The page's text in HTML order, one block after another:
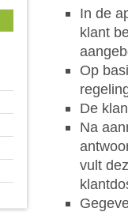
In de
klant
Op
De
Na
vult